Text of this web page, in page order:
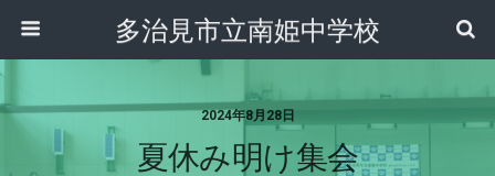
多治見市立南姫中学校
2024年8月28日
夏休み明け集会